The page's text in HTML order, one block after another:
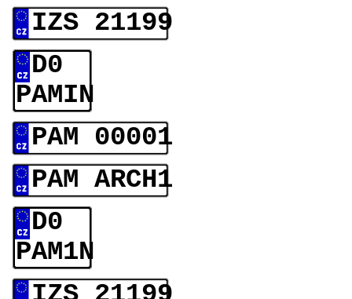
IZS 21199
D0
PAMIN
PAM 00001
PAM ARCH1
D0
PAM1N